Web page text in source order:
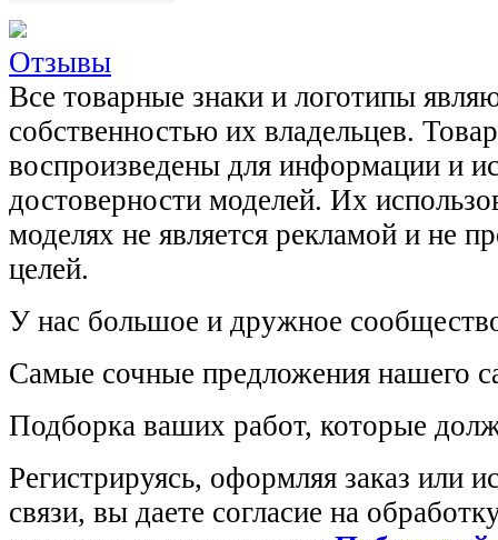
Отзывы
Все товарные знаки и логотипы
собственностью их владельцев.
воспроизведены для информации и
достоверности моделей. Их
моделях не является рекламой и не
целей.
У нас большое и дружное
Самые сочные предложения нашего
Подборка ваших работ, которые
Регистрируясь, оформляя заказ или
связи, вы даете согласие на